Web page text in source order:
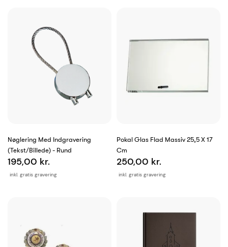
Nøglering Med Indgravering
(tekst/billede) - Rund
inkl. gratis gravering
195,00 kr.
Pokal Glas Flad Massiv 25,5 X 17
Cm
inkl. gratis gravering
250,00 kr.